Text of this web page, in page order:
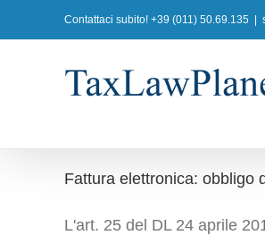
al
Contattaci subito! +39 (011) 50.69.135
Fattura elettronica: obbligo
L'art. 25 del DL 24 aprile